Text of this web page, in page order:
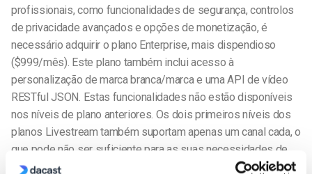
profissionais, como funcionalidades de segurança, controlos
de privacidade avançados e opções de monetização, é
necessário adquirir o plano Enterprise, mais dispendioso
($999/mês). Este plano também inclui acesso à
personalização de marca branca/marca e uma API de vídeo
RESTful JSON. Estas funcionalidades não estão disponíveis
nos níveis de plano anteriores. Os dois primeiros níveis dos
planos Livestream também suportam apenas um canal cada, o
que pode não ser suficiente para as suas necessidades de
transmissão.